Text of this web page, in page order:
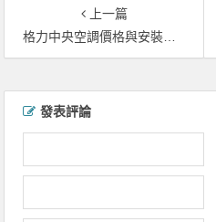
上一篇
格力中央空調價格與安裝規範
發表評論